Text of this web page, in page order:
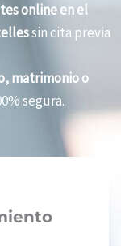
online en el
sin cita previa
matrimonio o
segura.